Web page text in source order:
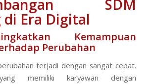
SDM
Era Digital
Kemampuan
Perubahan
terjadi dengan sangat cepat.
memiliki karyawan dengan